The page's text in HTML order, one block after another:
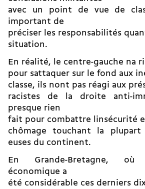
avec un point de vue de
important de
préciser les responsabilités
situation.
En réalité, le centre-gauche na
pour sattaquer sur le fond aux
classe, ils nont pas réagi aux
racistes de la droite anti-
presque rien
fait pour combattre linsécurité
chômage touchant la plupart
euses du continent.
En Grande-Bretagne, où
économique a
été considérable ces derniers